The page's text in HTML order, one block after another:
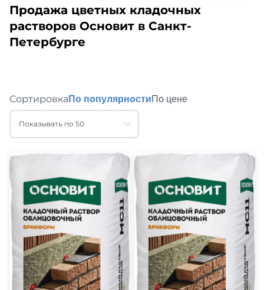
Продажа цветных кладочных
растворов Основит в Санкт-
Петербурге
Сортировка По популярностиПо цене
Показывать по 50